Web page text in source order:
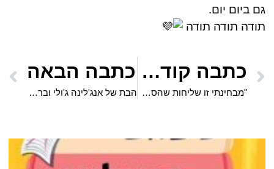
גם ביום יום.
תודה תודה תודה
כתבה קודמת
"מבחינתי זו שליחות שהספר נפתח והקולות נשמעים", אומרת עדן, שעברה מסע מטלטל
כתבה הבאה
הבת של אנג'לינה ג'ולי ובראד פיט כובשת את הרשת בריקוד